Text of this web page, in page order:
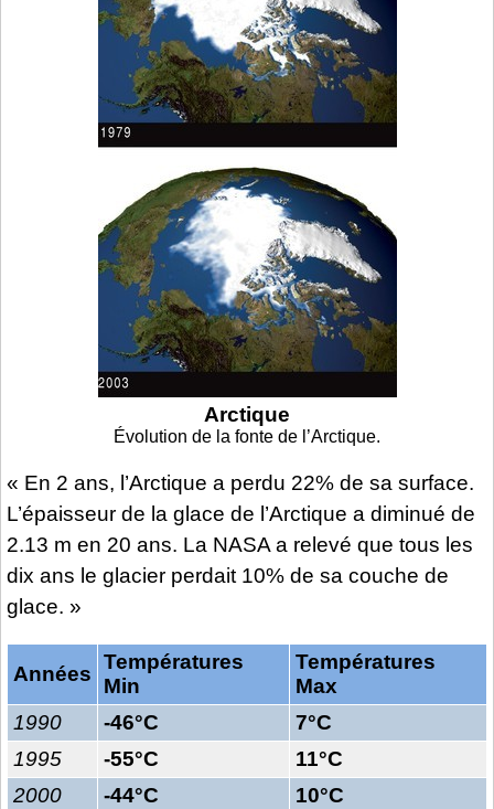
Arctique
Évolution de la fonte de l’Arctique.
« En 2 ans, l’Arctique a perdu 22% de sa surface.
L’épaisseur de la glace de l’Arctique a diminué de
2.13 m en 20 ans. La NASA a relevé que tous les
dix ans le glacier perdait 10% de sa couche de
glace. »
Années
Températures
Min
Températures
Max
1990
-46°C
7°C
1995
-55°C
11°C
2000
-44°C
10°C